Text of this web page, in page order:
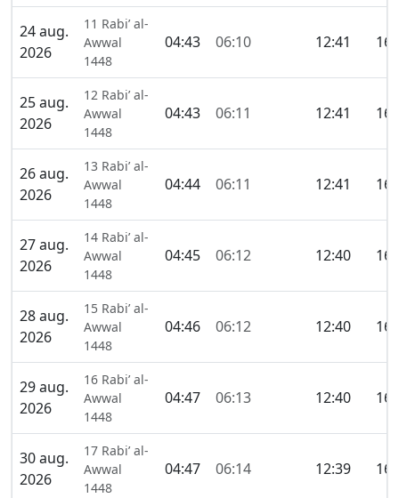
24 aug.
2026
11 Rabi’ al-
Awwal
1448
04:43 06:10 12:41
25 aug.
2026
12 Rabi’ al-
Awwal
1448
04:43 06:11 12:41
26 aug.
2026
13 Rabi’ al-
Awwal
1448
04:44 06:11 12:41
27 aug.
2026
14 Rabi’ al-
Awwal
1448
04:45 06:12 12:40
28 aug.
2026
15 Rabi’ al-
Awwal
1448
04:46 06:12 12:40
29 aug.
2026
16 Rabi’ al-
Awwal
1448
04:47 06:13 12:40
30 aug.
2026
17 Rabi’ al-
Awwal
1448
04:47 06:14 12:39